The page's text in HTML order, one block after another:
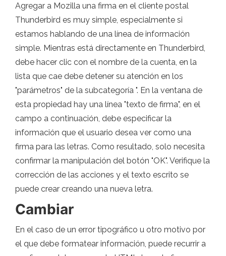
Agregar a Mozilla una firma en el cliente postal
Thunderbird es muy simple, especialmente si
estamos hablando de una línea de información
simple. Mientras está directamente en Thunderbird,
debe hacer clic con el nombre de la cuenta, en la
lista que cae debe detener su atención en los
"parámetros" de la subcategoría ". En la ventana de
esta propiedad hay una línea "texto de firma", en el
campo a continuación, debe especificar la
información que el usuario desea ver como una
firma para las letras. Como resultado, solo necesita
confirmar la manipulación del botón "OK". Verifique la
corrección de las acciones y el texto escrito se
puede crear creando una nueva letra.
Cambiar
En el caso de un error tipográfico u otro motivo por
el que debe formatear información, puede recurrir a